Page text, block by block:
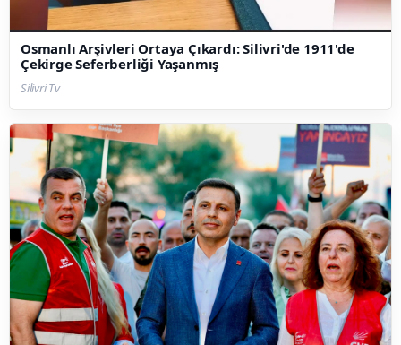
Osmanlı Arşivleri Ortaya Çıkardı: Silivri'de 1911'de
Çekirge Seferberliği Yaşanmış
Silivri Tv